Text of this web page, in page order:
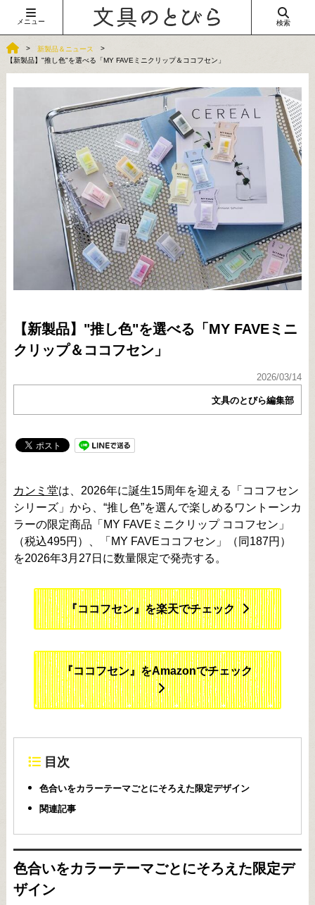
メニュー 検索
新製品＆ニュース
【新製品】"推し色"を選べる「MY FAVEミニクリップ＆ココフセン」
【新製品】"推し色"を選べる「MY FAVEミニ
クリップ＆ココフセン」
2026/03/14
文具のとびら編集部
カンミ堂は、2026年に誕生15周年を迎える「ココフセン
シリーズ」から、“推し色”を選んで楽しめるワントーンカ
ラーの限定商品「MY FAVEミニクリップ ココフセン」
（税込495円）、「MY FAVEココフセン」（同187円）
を2026年3月27日に数量限定で発売する。
『ココフセン』を楽天でチェック
『ココフセン』をAmazonでチェック
目次
色合いをカラーテーマごとにそろえた限定デザイン
関連記事
色合いをカラーテーマごとにそろえた限定デ
ザイン